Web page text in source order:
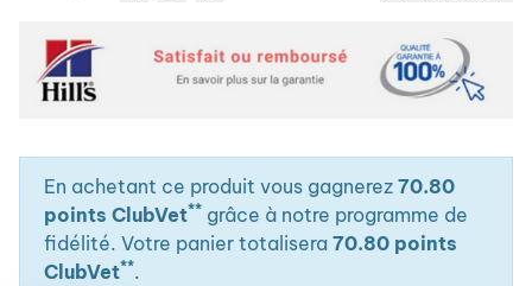
En achetant ce produit vous gagnerez 70.80
points ClubVet** grâce à notre programme de
fidélité. Votre panier totalisera 70.80 points
ClubVet**.